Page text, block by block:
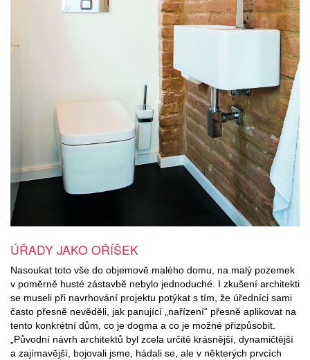
ÚŘADY JAKO OŘÍŠEK
Nasoukat toto vše do objemově malého domu, na malý pozemek
v poměrně husté zástavbě nebylo jednoduché. I zkušení architekti
se museli při navrhování projektu potýkat s tím, že úředníci sami
často přesně nevěděli, jak panující „nařízení“ přesně aplikovat na
tento konkrétní dům, co je dogma a co je možné přizpůsobit.
„Původní návrh architektů byl zcela určitě krásnější, dynamičtější
a zajímavější, bojovali jsme, hádali se, ale v některých prvcích